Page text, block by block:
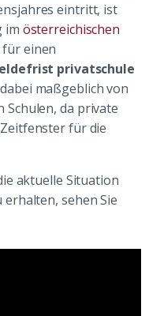
eintritt, ist
im österreichischen
einen
privatschule
maßgeblich von
da private
für die
aktuelle Situation
sehen Sie